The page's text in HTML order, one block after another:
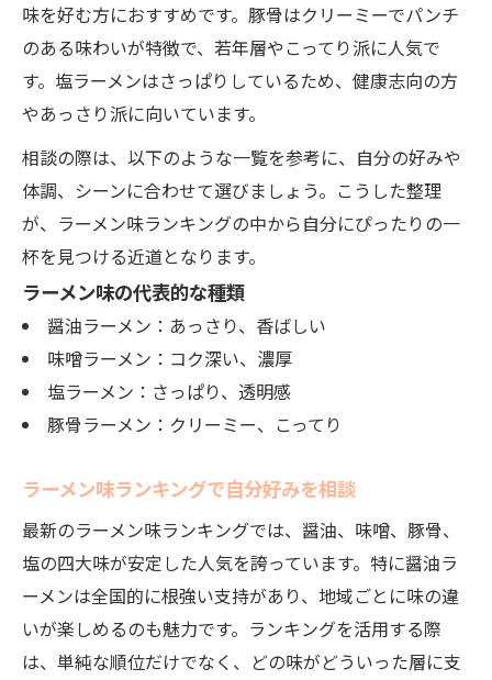
味を好む方におすすめです。豚骨はクリーミーでパンチ
のある味わいが特徴で、若年層やこってり派に人気で
す。塩ラーメンはさっぱりしているため、健康志向の方
やあっさり派に向いています。
相談の際は、以下のような一覧を参考に、自分の好みや
体調、シーンに合わせて選びましょう。こうした整理
が、ラーメン味ランキングの中から自分にぴったりの一
杯を見つける近道となります。
ラーメン味の代表的な種類
醤油ラーメン：あっさり、香ばしい
味噌ラーメン：コク深い、濃厚
塩ラーメン：さっぱり、透明感
豚骨ラーメン：クリーミー、こってり
ラーメン味ランキングで自分好みを相談
最新のラーメン味ランキングでは、醤油、味噌、豚骨、
塩の四大味が安定した人気を誇っています。特に醤油ラ
ーメンは全国的に根強い支持があり、地域ごとに味の違
いが楽しめるのも魅力です。ランキングを活用する際
は、単純な順位だけでなく、どの味がどういった層に支